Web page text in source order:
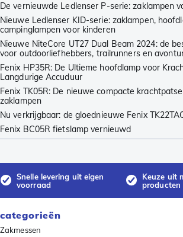
De vernieuwde Ledlenser P-serie: zaklampen
Nieuwe Ledlenser KID-serie: zaklampen,
campinglampen voor kinderen
Nieuwe NiteCore UT27 Dual Beam 2024: de
voor outdoorliefhebbers, trailrunners en
Fenix HP35R: De Ultieme hoofdlamp voor
Langdurige Accuduur
Fenix TK05R: De nieuwe compacte
zaklampen
Nu verkrijgbaar: de gloednieuwe Fenix
Fenix BC05R fietslamp vernieuwd
Snelle levering uit eigen
voorraad
Keuze uit
producten
categorieën
Zakmessen